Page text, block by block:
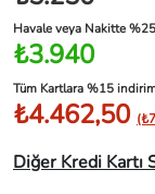
Havale veya Nakitte
₺3.940
Tüm Kartlara %15
₺4.462,50
Diğer Kredi Kartı